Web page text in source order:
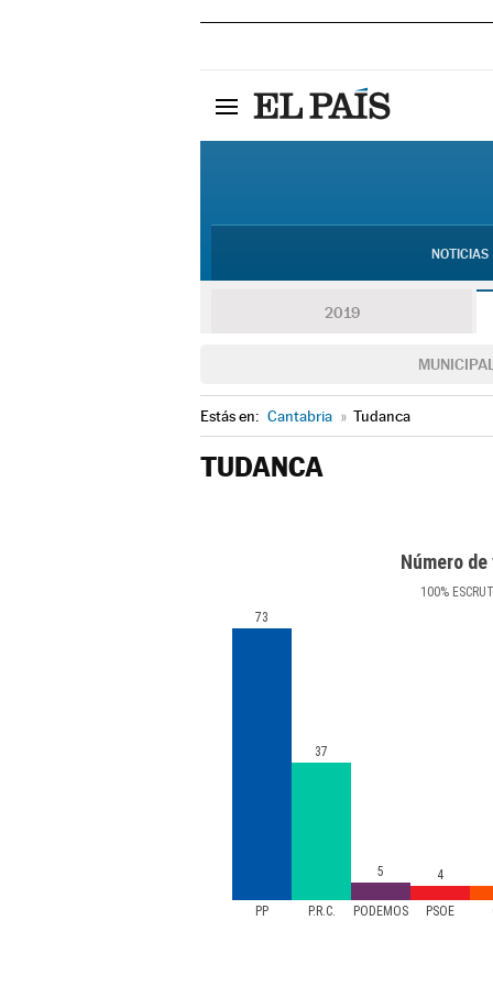
NOTICIAS
2019
Estás en: Cantabria » Tudanca
TUDANCA
Número
100%
PP P.R.C. PODEMOS PSOE
73
37
5 4